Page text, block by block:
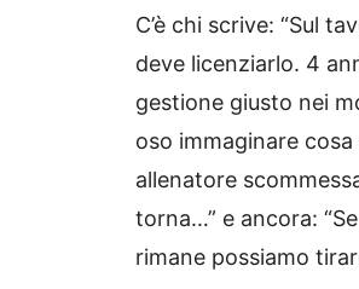
C’è chi scrive: “Sul
deve licenziarlo. 4
gestione giusto nei
oso immaginare
allenatore
torna…” e ancora:
rimane possiamo